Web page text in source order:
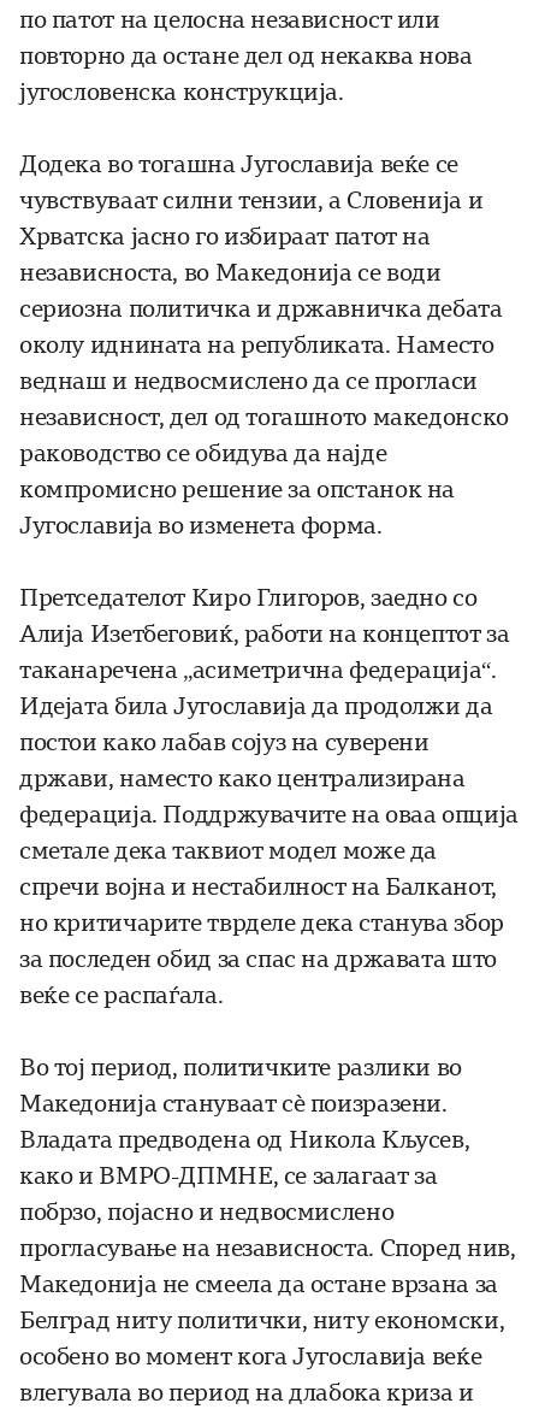
по патот на целосна независност или
повторно да остане дел од некаква нова
југословенска конструкција.
Додека во тогашна Југославија веќе се
чувствуваат силни тензии, а Словенија и
Хрватска јасно го избираат патот на
независноста, во Македонија се води
сериозна политичка и државничка дебата
околу иднината на републиката. Наместо
веднаш и недвосмислено да се прогласи
независност, дел од тогашното македонско
раководство се обидува да најде
компромисно решение за опстанок на
Југославија во изменета форма.
Претседателот Киро Глигоров, заедно со
Алија Изетбеговиќ, работи на концептот за
таканаречена „асиметрична федерација“.
Идејата била Југославија да продолжи да
постои како лабав сојуз на суверени
држави, наместо како централизирана
федерација. Поддржувачите на оваа опција
сметале дека таквиот модел може да
спречи војна и нестабилност на Балканот,
но критичарите тврделе дека станува збор
за последен обид за спас на државата што
веќе се распаѓала.
Во тој период, политичките разлики во
Македонија стануваат сè поизразени.
Владата предводена од Никола Кљусев,
како и ВМРО-ДПМНЕ, се залагаат за
побрзо, појасно и недвосмислено
прогласување на независноста. Според нив,
Македонија не смеела да остане врзана за
Белград ниту политички, ниту економски,
особено во момент кога Југославија веќе
влегувала во период на длабока криза и